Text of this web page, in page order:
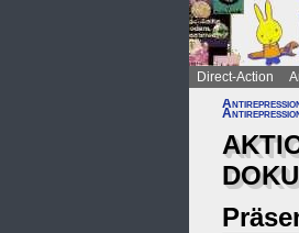
Direct-Action